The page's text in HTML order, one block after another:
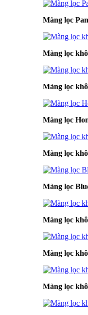
Màng lọc
Màng lọc
Màng lọc
Màng lọc
Màng lọc
Màng lọc
Màng lọc
Màng lọc
Màng lọc